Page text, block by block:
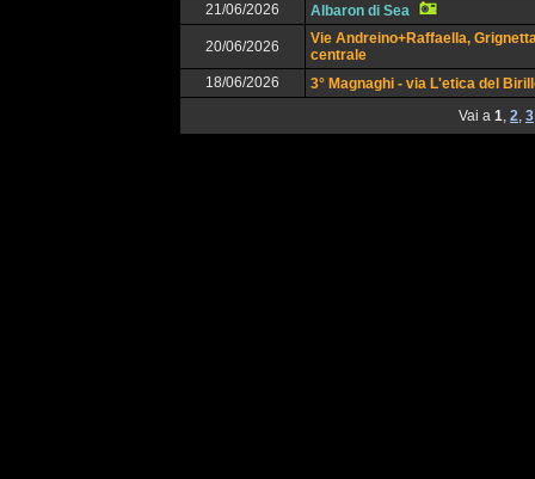
21/06/2026
Albaron di Sea
20/06/2026
Vie Andreino+Raffaella,
centrale
18/06/2026
3° Magnaghi - via L'etica del
Vai a 1, 2, 3